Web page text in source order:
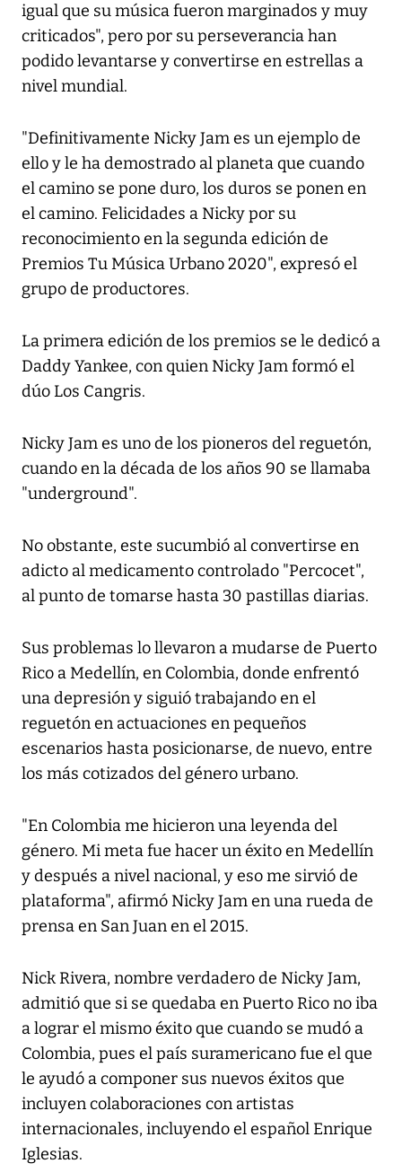
igual que su música fueron marginados y muy
criticados", pero por su perseverancia han
podido levantarse y convertirse en estrellas a
nivel mundial.
"Definitivamente Nicky Jam es un ejemplo de
ello y le ha demostrado al planeta que cuando
el camino se pone duro, los duros se ponen en
el camino. Felicidades a Nicky por su
reconocimiento en la segunda edición de
Premios Tu Música Urbano 2020", expresó el
grupo de productores.
La primera edición de los premios se le dedicó a
Daddy Yankee, con quien Nicky Jam formó el
dúo Los Cangris.
Nicky Jam es uno de los pioneros del reguetón,
cuando en la década de los años 90 se llamaba
"underground".
No obstante, este sucumbió al convertirse en
adicto al medicamento controlado "Percocet",
al punto de tomarse hasta 30 pastillas diarias.
Sus problemas lo llevaron a mudarse de Puerto
Rico a Medellín, en Colombia, donde enfrentó
una depresión y siguió trabajando en el
reguetón en actuaciones en pequeños
escenarios hasta posicionarse, de nuevo, entre
los más cotizados del género urbano.
"En Colombia me hicieron una leyenda del
género. Mi meta fue hacer un éxito en Medellín
y después a nivel nacional, y eso me sirvió de
plataforma", afirmó Nicky Jam en una rueda de
prensa en San Juan en el 2015.
Nick Rivera, nombre verdadero de Nicky Jam,
admitió que si se quedaba en Puerto Rico no iba
a lograr el mismo éxito que cuando se mudó a
Colombia, pues el país suramericano fue el que
le ayudó a componer sus nuevos éxitos que
incluyen colaboraciones con artistas
internacionales, incluyendo el español Enrique
Iglesias.